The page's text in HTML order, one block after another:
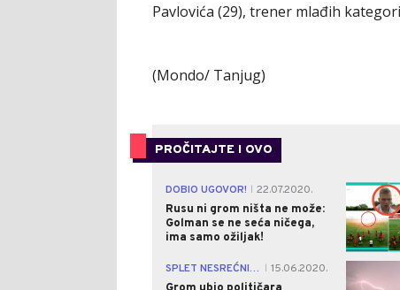
Pavlovića (29), trener mlađih
(Mondo/ Tanjug)
PROČITAJTE I OVO
DOBIO UGOVOR!
22.07.2020.
Rusu ni grom ništa ne može:
Golman se ne seća ničega,
ima samo ožiljak!
SPLET NESREĆNIH OKOLNOSTI!
15.06.2020.